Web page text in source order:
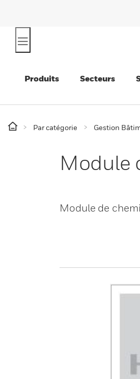
Produits Secteurs
Par catégorie Gestion
Module
Module de